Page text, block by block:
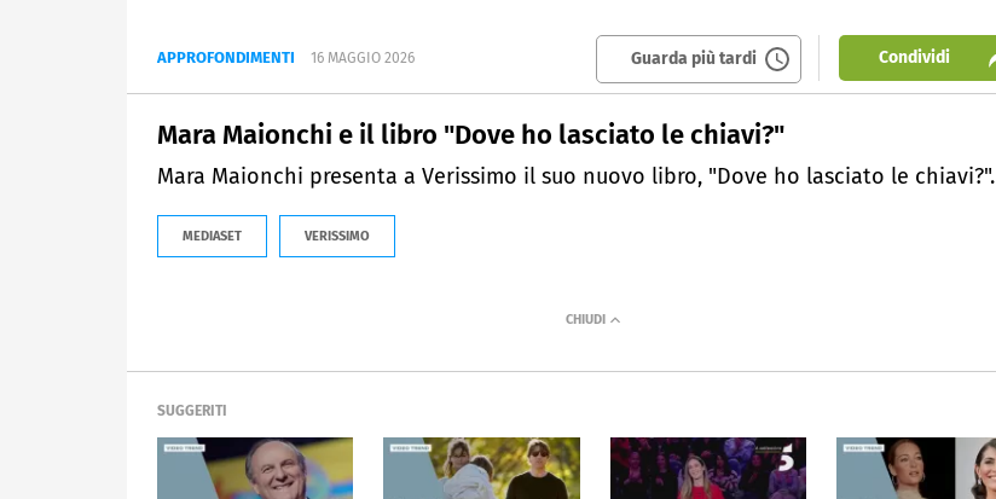
APPROFONDIMENTI 16 MAGGIO 2026 Guarda più tardi Condividi
Mara Maionchi e il libro "Dove ho lasciato le chiavi?"
Mara Maionchi presenta a Verissimo il suo nuovo libro, "Dove ho lasciato le chiavi?".
MEDIASET VERISSIMO
SUGGERITI